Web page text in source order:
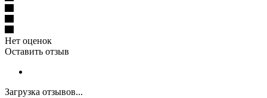
Нет оценок
Оставить отзыв
Загрузка отзывов...